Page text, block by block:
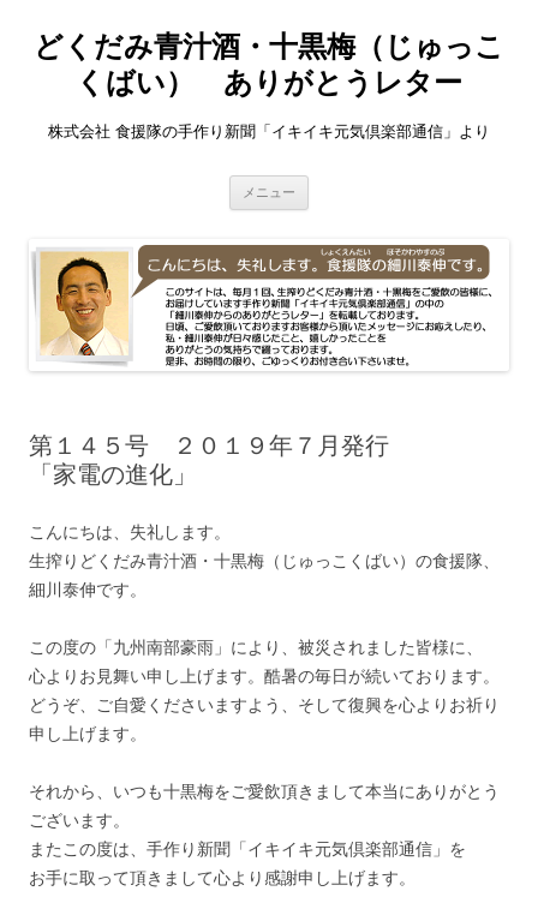
どくだみ青汁酒・十黒梅（じゅっこ
くばい） ありがとうレター
株式会社 食援隊の手作り新聞「イキイキ元気倶楽部通信」より
メニュー
ツ
へ
ス
キ
ッ
プ
第１４５号 ２０１９年７月発行
「家電の進化」
こんにちは、失礼します。
生搾りどくだみ青汁酒・十黒梅（じゅっこくばい）の食援隊、
細川泰伸です。
この度の「九州南部豪雨」により、被災されました皆様に、
心よりお見舞い申し上げます。酷暑の毎日が続いております。
どうぞ、ご自愛くださいますよう、そして復興を心よりお祈り
申し上げます。
それから、いつも十黒梅をご愛飲頂きまして本当にありがとう
ございます。
またこの度は、手作り新聞「イキイキ元気倶楽部通信」を
お手に取って頂きまして心より感謝申し上げます。